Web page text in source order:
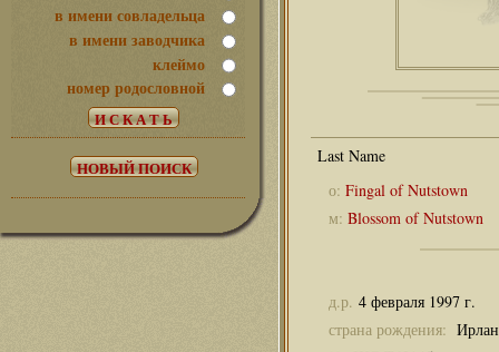
в имени совладельца
в имени заводчика
клеймо
номер родословной
о: Fingal of Nutstown
м: Blossom of Nutstown
д.р. 4 февраля 1997 г.
страна рождения: